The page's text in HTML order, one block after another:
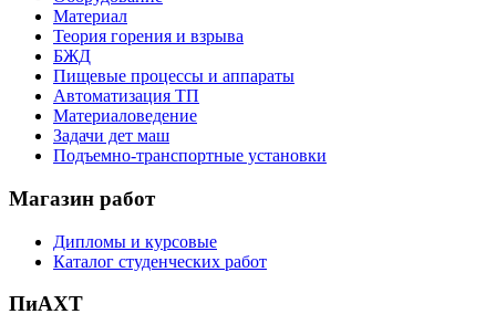
Материал
Теория горения и взрыва
БЖД
Пищевые процессы и аппараты
Автоматизация ТП
Материаловедение
Задачи дет маш
Подъемно-транспортные установки
Магазин работ
Дипломы и курсовые
Каталог студенческих работ
ПиАХТ